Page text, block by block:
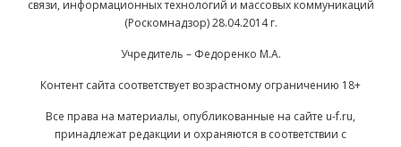
связи, информационных технологий и массовых коммуникаций
(Роскомнадзор) 28.04.2014 г.
Учредитель – Федоренко М.А.
Контент сайта соответствует возрастному ограничению 18+
Все права на материалы, опубликованные на сайте u-f.ru,
принадлежат редакции и охраняются в соответствии с